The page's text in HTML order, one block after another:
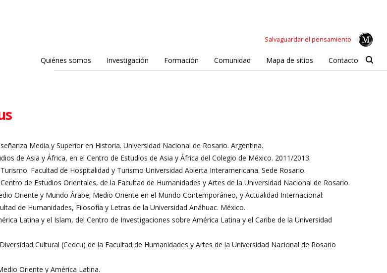
Salvaguardar el pensamiento
Quiénes somos Investigación Formación Comunidad Mapa de sitios Contacto
Media y Superior en Historia. Universidad Nacional de Rosario. Argentina.
de Asia y África, en el Centro de Estudios de Asia y África del Colegio de México. 2011/2013.
Facultad de Hospitalidad y Turismo Universidad Abierta Interamericana. Sede Rosario.
de Estudios Orientales, de la Facultad de Humanidades y Artes de la Universidad Nacional de Rosario.
Oriente y Mundo Árabe; Medio Oriente en el Mundo Contemporáneo, y Actualidad Internacional:
de Humanidades, Filosofía y Letras de la Universidad Anáhuac. México.
Latina y el Islam, del Centro de Investigaciones sobre América Latina y el Caribe de la Universidad
Cultural (Cedcu) de la Facultad de Humanidades y Artes de la Universidad Nacional de Rosario
Oriente y América Latina.